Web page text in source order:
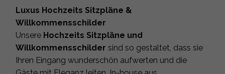
Luxus Hochzeits Sitzpläne &
Willkommensschilder
Unsere Hochzeits Sitzpläne und
Willkommensschilder sind so gestaltet, dass sie
Ihren Eingang wunderschön aufwerten und die